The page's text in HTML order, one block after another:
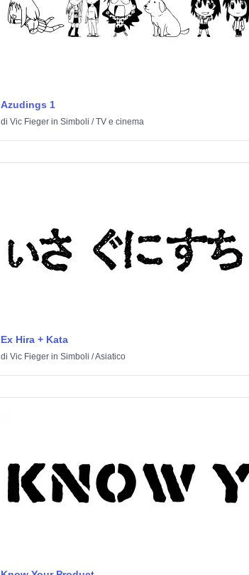
Azudings 1
di Vic Fiegerin Simboli /TV e cinema
Ex Hira + Kata
di Vic Fiegerin Simboli /Asiatico